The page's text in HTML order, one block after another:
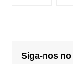
Siga-nos